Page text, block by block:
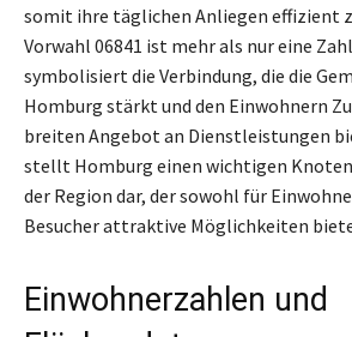
somit ihre täglichen Anliegen effizient
Vorwahl 06841 ist mehr als nur eine
symbolisiert die Verbindung, die die
Homburg stärkt und den Einwohnern
breiten Angebot an Dienstleistungen
stellt Homburg einen wichtigen
der Region dar, der sowohl für
Besucher attraktive Möglichkeiten
Einwohnerzahlen und